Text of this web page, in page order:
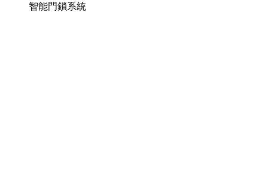
智能門鎖系統